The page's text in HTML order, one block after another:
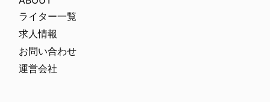
ライター一覧
求人情報
お問い合わせ
運営会社